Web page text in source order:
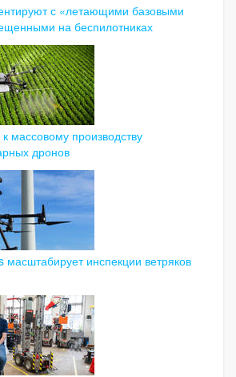
с «летающими базовыми
на беспилотниках
массовому производству
дронов
масштабирует инспекции ветряков